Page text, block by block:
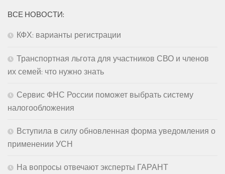
ВСЕ НОВОСТИ:
КФХ: варианты регистрации
Транспортная льгота для участников СВО и членов
их семей: что нужно знать
Сервис ФНС России поможет выбрать систему
налогообложения
Вступила в силу обновленная форма уведомления о
применении УСН
На вопросы отвечают эксперты ГАРАНТ